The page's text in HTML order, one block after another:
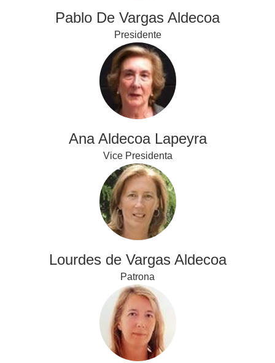
Pablo De Vargas Aldecoa
Presidente
Ana Aldecoa Lapeyra
Vice Presidenta
Lourdes de Vargas Aldecoa
Patrona